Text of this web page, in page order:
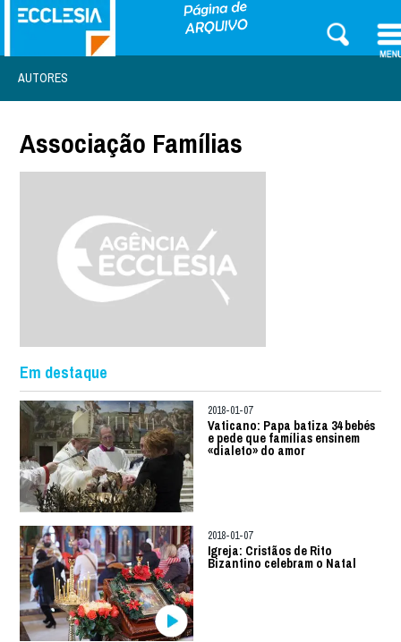
AUTORES
Associação Famílias
Em destaque
2018-01-07
Vaticano: Papa batiza 34 bebés
e pede que famílias ensinem
«dialeto» do amor
2018-01-07
Igreja: Cristãos de Rito
Bizantino celebram o Natal